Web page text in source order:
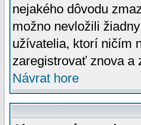
nejakého dôvodu
možno nevložili
užívatelia, ktorí ničím
zaregistrovať znova a
Návrat hore